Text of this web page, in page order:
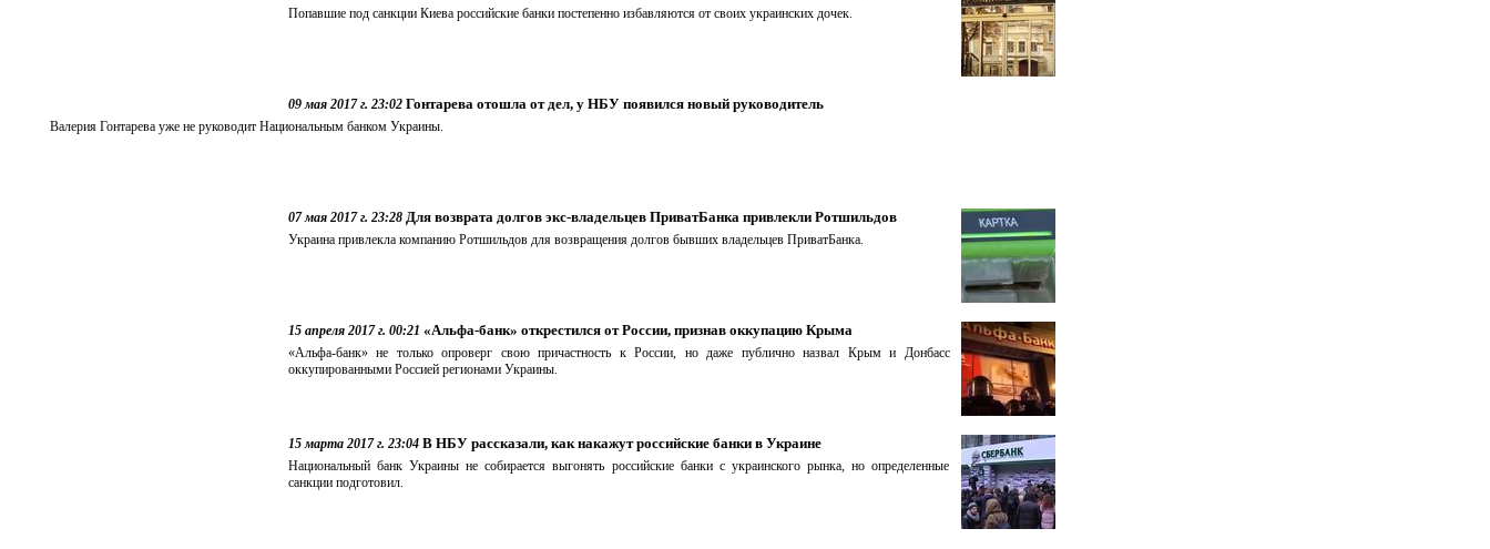
Попавшие под санкции Киева российские банки постепенно избавляются от своих украинских дочек.
09 мая 2017 г. 23:02 Гонтарева отошла от дел, у НБУ появился новый руководитель
Валерия Гонтарева уже не руководит Национальным банком Украины.
07 мая 2017 г. 23:28 Для возврата долгов экс-владельцев ПриватБанка привлекли Ротшильдов
Украина привлекла компанию Ротшильдов для возвращения долгов бывших владельцев ПриватБанка.
15 апреля 2017 г. 00:21 «Альфа-банк» открестился от России, признав оккупацию Крыма
«Альфа-банк» не только опроверг свою причастность к России, но даже публично назвал Крым и Донбасс
оккупированными Россией регионами Украины.
15 марта 2017 г. 23:04 В НБУ рассказали, как накажут российские банки в Украине
Национальный банк Украины не собирается выгонять российские банки с украинского рынка, но определенные
санкции подготовил.